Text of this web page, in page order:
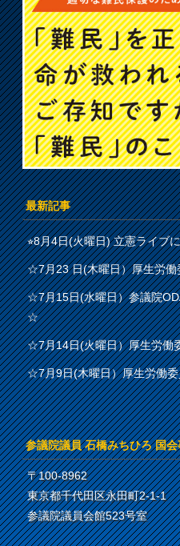
最新記事
⭐︎8月4日(火曜日) 立憲ライブ
☆7月23 日(木曜日）厚生労
☆7月15日(水曜日）参議院
☆
☆7月14日(火曜日）厚生労働
☆7月9日(木曜日）厚生労働
参議院議員 石橋みちひろ 国
〒100-8962
東京都千代田区永田町2-1-1
参議院議員会館523号室